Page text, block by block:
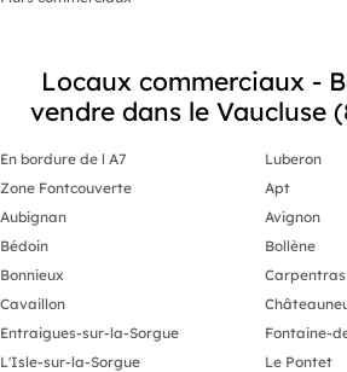
Locaux commerciaux -
vendre dans le Vaucluse
En bordure de l A7
Luberon
Zone Fontcouverte
Apt
Aubignan
Avignon
Bédoin
Bollène
Bonnieux
Carpentras
Cavaillon
Entraigues-sur-la-Sorgue
Fontaine-
L'Isle-sur-la-Sorgue
Le Pontet